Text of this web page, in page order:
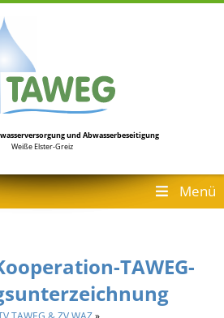
und Abwasserbeseitigung
Weiße Elster-Greiz
Menü
TAWEG-